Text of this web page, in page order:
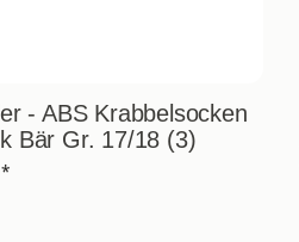
- ABS Krabbelsocken
Bär Gr. 17/18 (3)
*